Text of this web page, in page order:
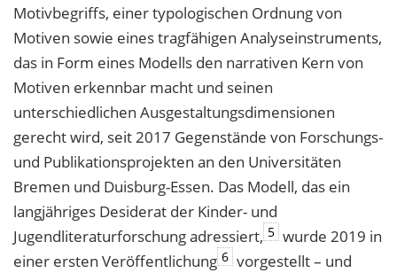
Motivbegriffs, einer typologischen Ordnung von
Motiven sowie eines tragfähigen Analyseinstruments,
das in Form eines Modells den narrativen Kern von
Motiven erkennbar macht und seinen
unterschiedlichen Ausgestaltungsdimensionen
gerecht wird, seit 2017 Gegenstände von Forschungs-
und Publikationsprojekten an den Universitäten
Bremen und Duisburg-Essen. Das Modell, das ein
langjähriges Desiderat der Kinder- und
Jugendliteraturforschung adressiert, 5 wurde 2019 in
einer ersten Veröffentlichung 6 vorgestellt – und